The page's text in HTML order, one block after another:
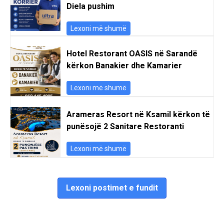
Diela pushim
Lexoni më shumë
Hotel Restorant OASIS në Sarandë
kërkon Banakier dhe Kamarier
Lexoni më shumë
Arameras Resort në Ksamil kërkon të
punësojë 2 Sanitare Restoranti
Lexoni më shumë
Lexoni postimet e fundit